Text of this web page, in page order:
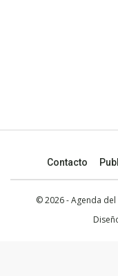
Contacto
© 2026 - Agenda